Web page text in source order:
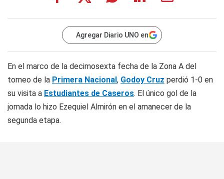
Agregar Diario UNO en
En el marco de la decimosexta fecha de la Zona A del
torneo de la Primera Nacional, Godoy Cruz perdió 1-0 en
su visita a Estudiantes de Caseros. El único gol de la
jornada lo hizo Ezequiel Almirón en el amanecer de la
segunda etapa.